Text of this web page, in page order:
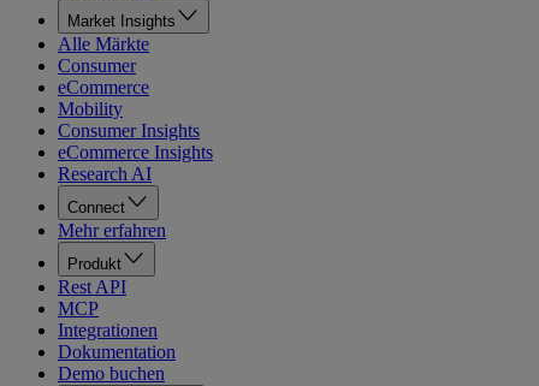
Market Insights
Alle Märkte
Consumer
eCommerce
Mobility
Consumer Insights
eCommerce Insights
Research AI
Connect
Mehr erfahren
Produkt
Rest API
MCP
Integrationen
Dokumentation
Demo buchen